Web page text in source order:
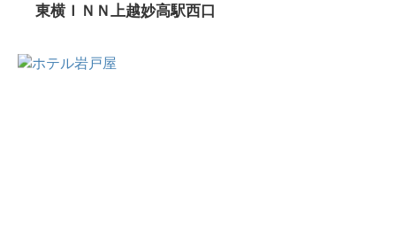
東横ＩＮＮ上越妙高駅西口